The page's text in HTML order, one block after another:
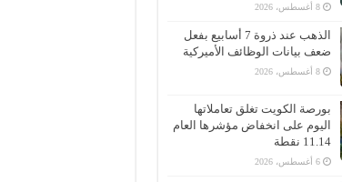
8 أغسطس، 2026
الذهب عند ذروة 7 أسابيع بفعل
ضعف بيانات الوظائف الأميركية
8 أغسطس، 2026
بورصة الكويت تغلق تعاملاتها
اليوم على انخفاض مؤشرها العام
11.14 نقطة
6 أغسطس، 2026